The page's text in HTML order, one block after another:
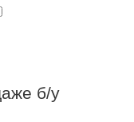
б/у